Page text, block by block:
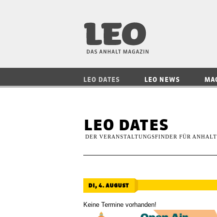
LEO DATES LEO NEWS
leo dates
DER VERANSTALTUNGSFINDER FÜR ANHALT
di, 4. august
Keine Termine vorhanden!